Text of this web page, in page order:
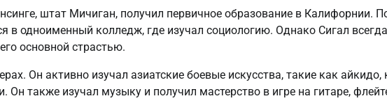
штат Мичиган, получил первичное образование в Калифорнии.
в одноименный колледж, где изучал социологию. Однако Сигал
основной страстью.
Он активно изучал азиатские боевые искусства, такие как айкидо,
Он также изучал музыку и получил мастерство в игре на гитаре,